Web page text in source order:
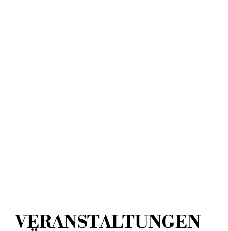
VERANSTALTUNGEN